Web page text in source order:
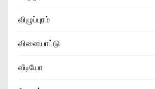
விழுப்புரம்
விளையாட்டு
வீடியோ